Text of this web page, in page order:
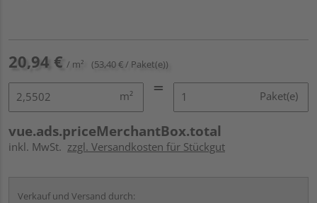
20,94 € / m² (53,40 € / Paket(e))
m² Paket(e)
vue.ads.priceMerchantBox.total
inkl. MwSt. zzgl. Versandkosten für Stückgut
Verkauf und Versand durch: